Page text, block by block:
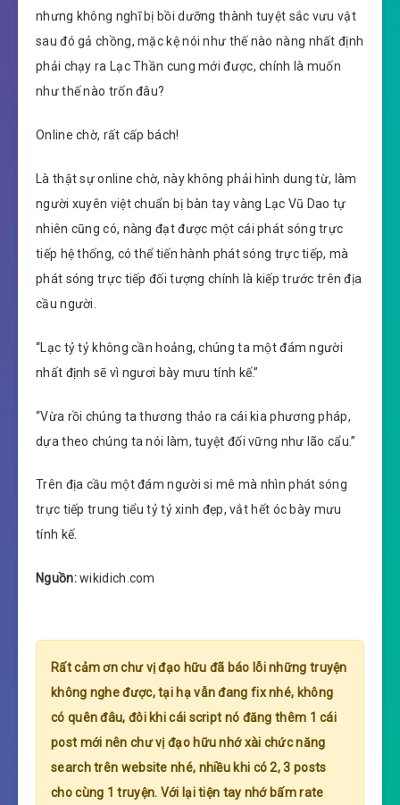
nhưng không nghĩ bị bồi dưỡng thành tuyệt sắc vưu vật
sau đó gả chồng, mặc kệ nói như thế nào nàng nhất định
phải chạy ra Lạc Thần cung mới được, chính là muốn
như thế nào trốn đâu?
Online chờ, rất cấp bách!
Là thật sự online chờ, này không phải hình dung từ, làm
người xuyên việt chuẩn bị bàn tay vàng Lạc Vũ Dao tự
nhiên cũng có, nàng đạt được một cái phát sóng trực
tiếp hệ thống, có thể tiến hành phát sóng trực tiếp, mà
phát sóng trực tiếp đối tượng chính là kiếp trước trên địa
cầu người.
“Lạc tỷ tỷ không cần hoảng, chúng ta một đám người
nhất định sẽ vì ngươi bày mưu tính kế.”
“Vừa rồi chúng ta thương thảo ra cái kia phương pháp,
dựa theo chúng ta nói làm, tuyệt đối vững như lão cẩu.”
Trên địa cầu một đám người si mê mà nhìn phát sóng
trực tiếp trung tiểu tỷ tỷ xinh đẹp, vắt hết óc bày mưu
tính kế.
Nguồn:wikidich.com
Rất cảm ơn chư vị đạo hữu đã báo lỗi những truyện
không nghe được, tại hạ vẫn đang fix nhé, không
có quên đâu, đôi khi cái script nó đăng thêm 1 cái
post mới nên chư vị đạo hữu nhớ xài chức năng
search trên website nhé, nhiều khi có 2, 3 posts
cho cùng 1 truyện. Với lại tiện tay nhớ bấm rate